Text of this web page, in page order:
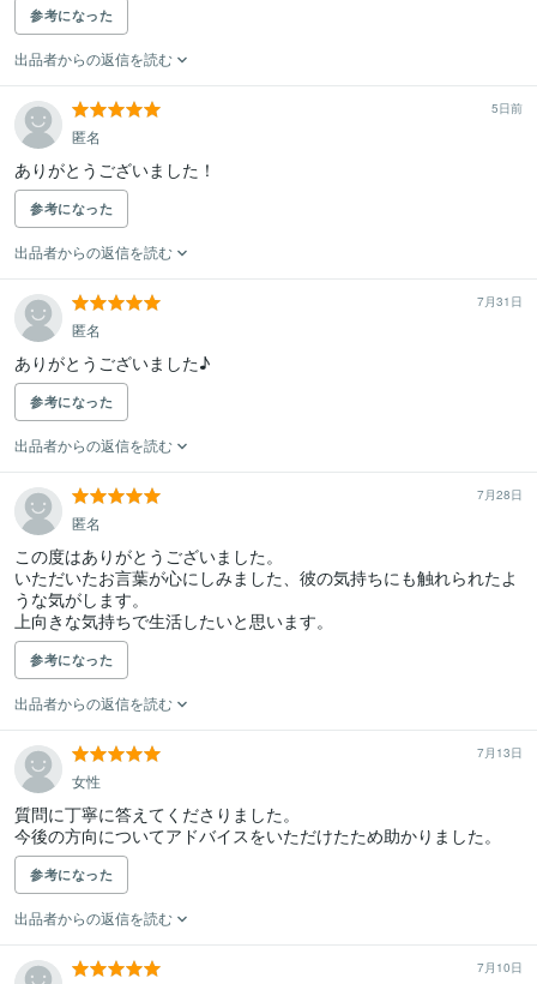
参考になった
出品者からの返信を読む
5日前
匿名
ありがとうございました！
参考になった
出品者からの返信を読む
7月31日
匿名
ありがとうございました♪
参考になった
出品者からの返信を読む
7月28日
匿名
この度はありがとうございました。
いただいたお言葉が心にしみました、彼の気持ちにも触れられたよ
うな気がします。
上向きな気持ちで生活したいと思います。
参考になった
出品者からの返信を読む
7月13日
女性
質問に丁寧に答えてくださりました。
今後の方向についてアドバイスをいただけたため助かりました。
参考になった
出品者からの返信を読む
7月10日